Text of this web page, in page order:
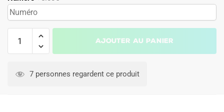
Nigeria
Ajouter au panier
7 personnes regardent ce produit